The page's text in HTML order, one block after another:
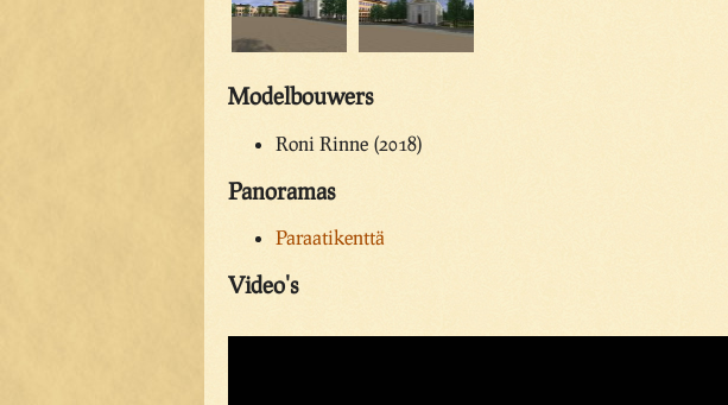
Modelbouwers
Roni Rinne (2018)
Panoramas
Paraatikenttä
Video's